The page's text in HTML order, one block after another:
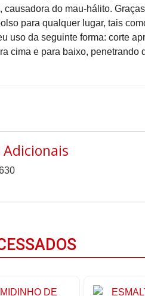
causadora do mau-hálito.
para qualquer lugar, tais
uso da seguinte forma: corte
cima e para baixo,